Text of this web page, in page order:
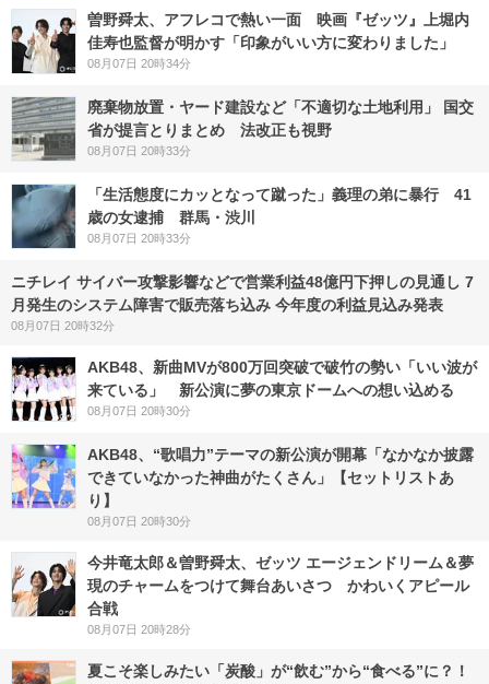
曽野舜太、アフレコで熱い一面 映画『ゼッツ』上堀内
佳寿也監督が明かす「印象がいい方に変わりました」
08月07日 20時34分
廃棄物放置・ヤード建設など「不適切な土地利用」 国交
省が提言とりまとめ 法改正も視野
08月07日 20時33分
「生活態度にカッとなって蹴った」義理の弟に暴行 41
歳の女逮捕 群馬・渋川
08月07日 20時33分
ニチレイ サイバー攻撃影響などで営業利益48億円下押しの見通し 7
月発生のシステム障害で販売落ち込み 今年度の利益見込み発表
08月07日 20時32分
AKB48、新曲MVが800万回突破で破竹の勢い「いい波が
来ている」 新公演に夢の東京ドームへの想い込める
08月07日 20時30分
AKB48、“歌唱力”テーマの新公演が開幕「なかなか披露
できていなかった神曲がたくさん」【セットリストあ
り】
08月07日 20時30分
今井竜太郎＆曽野舜太、ゼッツ エージェンドリーム＆夢
現のチャームをつけて舞台あいさつ かわいくアピール
合戦
08月07日 20時28分
夏こそ楽しみたい「炭酸」が“飲む”から“食べる”に？！